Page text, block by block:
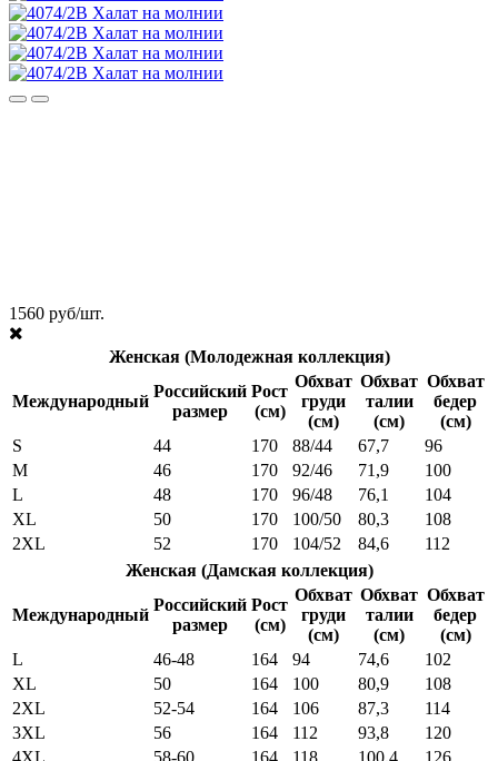
1560 руб/шт.
Женская (Молодежная коллекция)
Международный
Российский
размер
Рост
(см)
Обхват
груди
(см)
Обхват
талии
(см)
Обхват
бедер
(см)
S
44 170 88/44 67,7
96
M
46 170 92/46 71,9
100
L
48 170 96/48 76,1
104
XL
50 170 100/50 80,3
108
2XL
52 170 104/52 84,6
112
Женская (Дамская коллекция)
Международный
Российский
размер
Рост
(см)
Обхват
груди
(см)
Обхват
талии
(см)
Обхват
бедер
(см)
L
46-48 164 94 74,6
102
XL
50 164 100 80,9
108
2XL
52-54 164 106 87,3
114
3XL
56 164 112 93,8
120
4XL
58-60 164 118 100,4
126